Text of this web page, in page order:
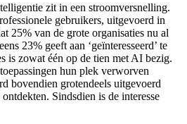
zit in een stroomversnelling.
gebruikers, uitgevoerd in
25% van de grote organisaties nu al
23% geeft aan ‘geïnteresseerd’ te
is zowat één op de tien met AI bezig.
hun plek verworven
bovendien grotendeels uitgevoerd
Sindsdien is de interesse